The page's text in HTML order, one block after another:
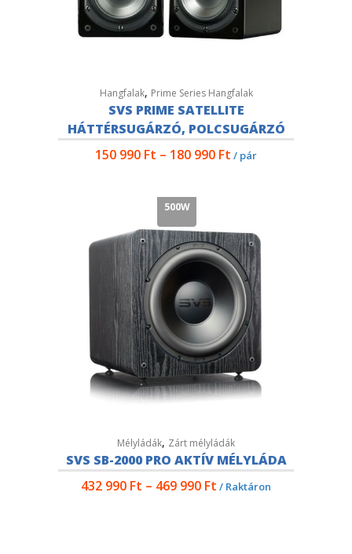
Hangfalak, Prime Series Hangfalak
SVS PRIME SATELLITE
HÁTTÉRSUGÁRZÓ, POLCSUGÁRZÓ
150 990 Ft – 180 990 Ft / pár
500W
Mélyládák, Zárt mélyládák
SVS SB-2000 PRO AKTÍV MÉLYLÁDA
432 990 Ft – 469 990 Ft / Raktáron